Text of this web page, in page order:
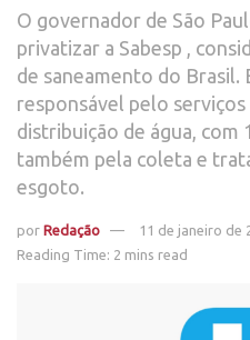
O governador de São
privatizar a Sabesp ,
de saneamento do Brasil.
responsável pelo
distribuição de água,
também pela coleta e
esgoto.
por Redação
11 de janeiro de
Reading Time: 2 mins read